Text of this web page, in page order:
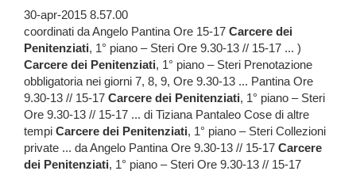
30-apr-2015 8.57.00
coordinati da Angelo Pantina Ore 15-17 Carcere dei
Penitenziati, 1° piano – Steri Ore 9.30-13 // 15-17 ... )
Carcere dei Penitenziati, 1° piano – Steri Prenotazione
obbligatoria nei giorni 7, 8, 9, Ore 9.30-13 ... Pantina Ore
9.30-13 // 15-17 Carcere dei Penitenziati, 1° piano – Steri
Ore 9.30-13 // 15-17 ... di Tiziana Pantaleo Cose di altre
tempi Carcere dei Penitenziati, 1° piano – Steri Collezioni
private ... da Angelo Pantina Ore 9.30-13 // 15-17 Carcere
dei Penitenziati, 1° piano – Steri Ore 9.30-13 // 15-17